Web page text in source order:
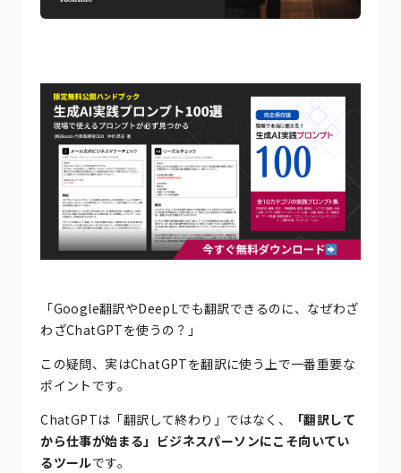
「Google翻訳やDeepLでも翻訳できるのに、なぜわざ
わざChatGPTを使うの？」
この疑問、実はChatGPTを翻訳に使う上で一番重要な
ポイントです。
ChatGPTは「翻訳して終わり」ではなく、
「翻訳して
から仕事が始まる」ビジネスパーソンにこそ向いてい
るツールです。